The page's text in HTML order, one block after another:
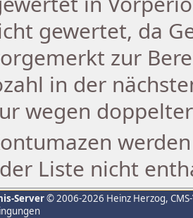
gewertet, da
zur
in der
wegen
Liste nicht
Server© 2006-2026 Heinz Herzog,